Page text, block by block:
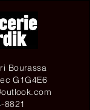
Bourassa
G1G4E6
8821